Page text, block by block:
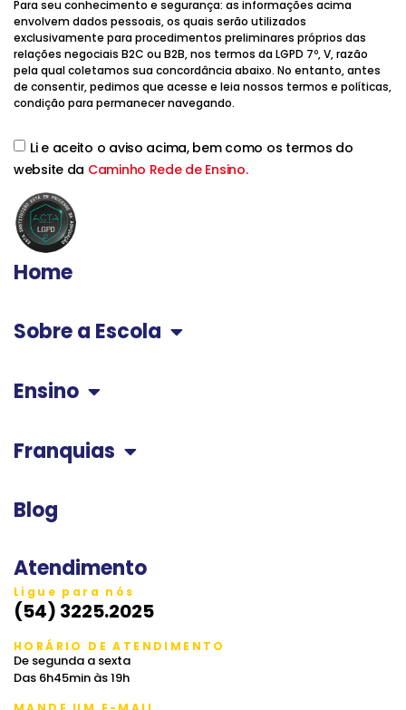
Para seu conhecimento e segurança: as informações acima
envolvem dados pessoais, os quais serão utilizados
exclusivamente para procedimentos preliminares próprios das
relações negociais B2C ou B2B, nos termos da LGPD 7º, V, razão
pela qual coletamos sua concordância abaixo. No entanto, antes
de consentir, pedimos que acesse e leia nossos termos e políticas,
condição para permanecer navegando.
Li e aceito o aviso acima, bem como os termos do
website da Caminho Rede de Ensino.
Home
Sobre a Escola
Ensino
Franquias
Blog
Atendimento
Ligue para nós
(54) 3225.2025
HORÁRIO DE ATENDIMENTO
De segunda a sexta
Das 6h45min às 19h